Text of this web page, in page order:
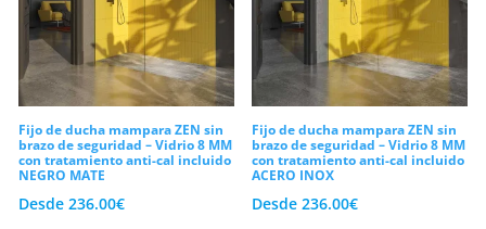
gotas de agua velozmente. En
consecuencia, evitarás la acumulación de
restos blancos calcáreos y reducirás
mantenimiento diario. En conclusión, te
invitamos a descubrir la serenidad del
modelo
. Configura tu pedido a
Fijo de ducha mampara ZEN sin
brazo de seguridad – Vidrio 8 MM
con tratamiento anti-cal incluido
NEGRO MATE
Desde 236.00€
Fijo de ducha mampara ZEN sin
brazo de seguridad – Vidrio 8 MM
con tratamiento anti-cal incluido
ACERO INOX
Desde236.00€